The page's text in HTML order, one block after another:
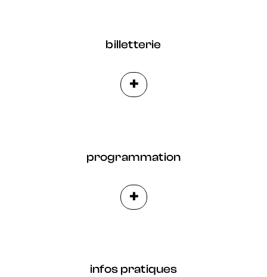
billetterie
+
programmation
+
infos pratiques